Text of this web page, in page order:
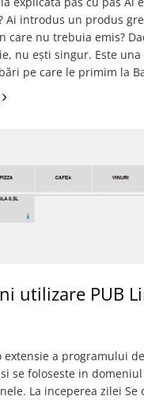
Ai introdus un produs
care nu trebuia emis?
nu ești singur. Este
pe care le primim la
utilizare PUB
extensie a programului
si se foloseste in
La inceperea zilei Se